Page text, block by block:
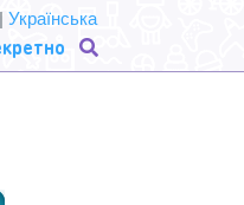
| Українська